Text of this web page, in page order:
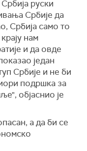
да је урађено
тишина.
су да је у
сабора,
БиХ.
то радите? Што
свој народ
ко то не
сваки дан",
руски
Србије да
Србија само то
нам
и да овде
један
Србије и не би
подршка за
објаснио је
а да би се